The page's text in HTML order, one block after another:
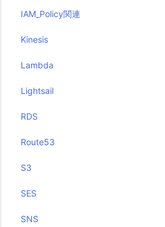
IAM_Policy関連
Kinesis
Lambda
Lightsail
RDS
Route53
S3
SES
SNS